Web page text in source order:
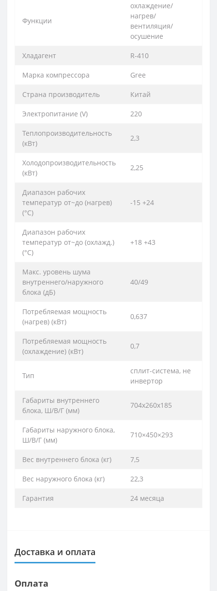
Функции
охлаждение/
нагрев/
вентиляция/
осушение
Хладагент R-410
Марка компрессора Gree
Страна производитель Китай
Электропитание (V) 220
Теплопроизводительность
(кВт)
2,3
Холодопроизводительность
(кВт)
2,25
Диапазон рабочих
температур от~до (нагрев)
(°C)
-15 +24
Диапазон рабочих
температур от~до (охлажд.)
(°C)
+18 +43
Макс. уровень шума
внутреннего/наружного
блока (дБ)
40/49
Потребляемая мощность
(нагрев) (кВт)
0,637
Потребляемая мощность
(охлаждение) (кВт)
0,7
Тип
сплит-система, не
инвертор
Габариты внутреннего
блока, Ш/В/Г (мм)
704х260х185
Габариты наружного блока,
Ш/В/Г (мм)
710×450×293
Вес внутреннего блока (кг) 7,5
Вес наружного блока (кг) 22,3
Гарантия 24 месяца
Доставка и оплата
Оплата